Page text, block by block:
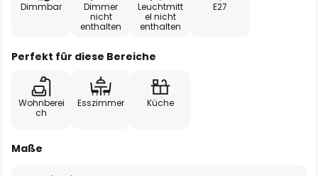
Dimmbar
Dimmer
nicht
enthalten
Leuchtmitt
el nicht
enthalten
E27
Perfekt für diese Bereiche
Wohnberei
ch
Esszimmer Küche
Maße